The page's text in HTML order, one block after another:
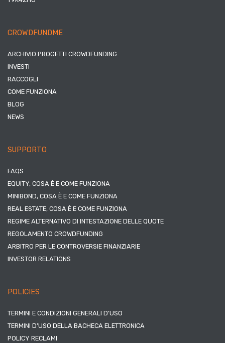
CROWDFUNDME
ARCHIVIO PROGETTI CROWDFUNDING
INVESTI
RACCOGLI
COME FUNZIONA
BLOG
NEWS
SUPPORTO
FAQS
EQUITY, COSA È E COME FUNZIONA
MINIBOND, COSA È E COME FUNZIONA
REAL ESTATE, COSA È E COME FUNZIONA
REGIME ALTERNATIVO DI INTESTAZIONE DELLE QUOTE
REGOLAMENTO CROWDFUNDING
ARBITRO PER LE CONTROVERSIE FINANZIARIE
INVESTOR RELATIONS
POLICIES
TERMINI E CONDIZIONI GENERALI D’USO
TERMINI D’USO DELLA BACHECA ELETTRONICA
POLICY RECLAMI